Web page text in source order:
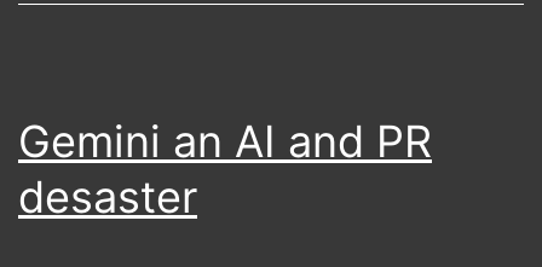
Gemini an AI and PR
desaster